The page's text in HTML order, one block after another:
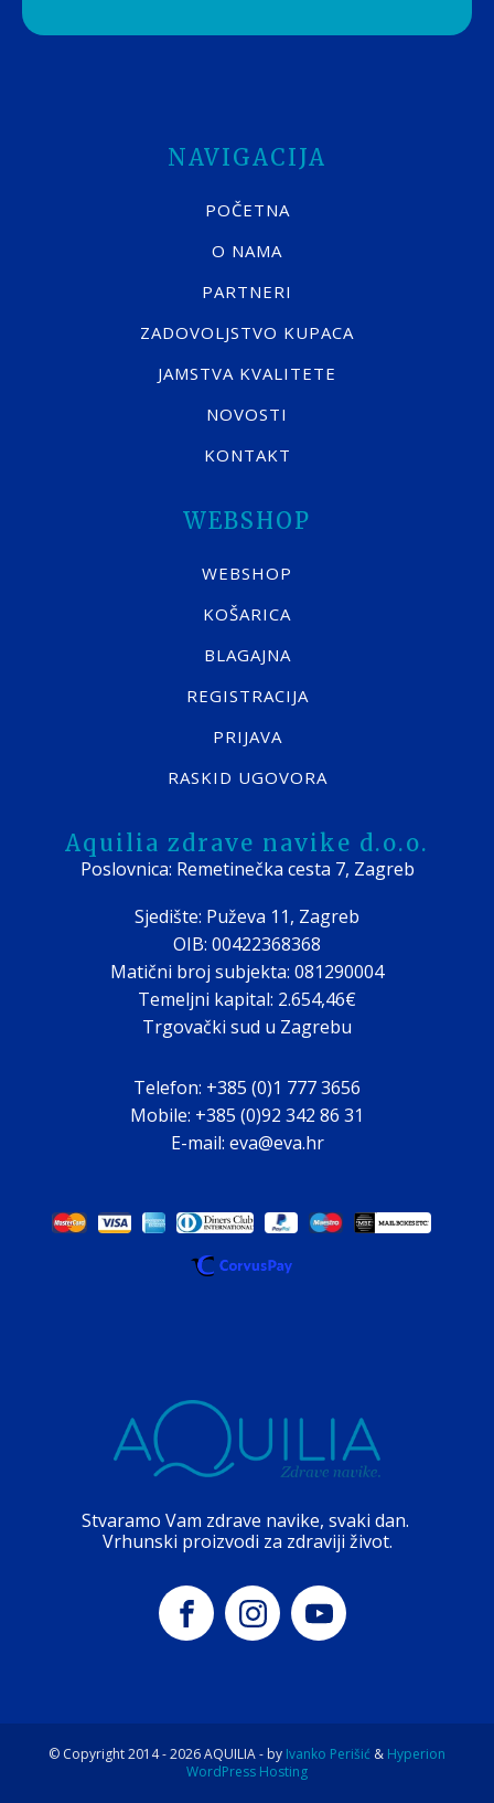
NAVIGACIJA
POČETNA
O NAMA
PARTNERI
ZADOVOLJSTVO KUPACA
JAMSTVA KVALITETE
NOVOSTI
KONTAKT
WEBSHOP
WEBSHOP
KOŠARICA
BLAGAJNA
REGISTRACIJA
PRIJAVA
RASKID UGOVORA
Aquilia zdrave navike d.o.o.
Poslovnica: Remetinečka cesta 7, Zagreb
Sjedište: Puževa 11, Zagreb
OIB: 00422368368
Matični broj subjekta: 081290004
Temeljni kapital: 2.654,46€
Trgovački sud u Zagrebu
Telefon: +385 (0)1 777 3656
Mobile: +385 (0)92 342 86 31
E-mail: eva@eva.hr
Stvaramo Vam zdrave navike, svaki dan.
Vrhunski proizvodi za zdraviji život.
© Copyright 2014 -2026AQUILIA - by Ivanko Perišić & Hyperion
WordPress Hosting